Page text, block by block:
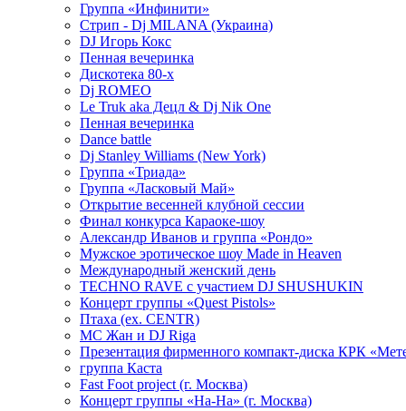
Группа «Инфинити»
Стрип - Dj MILANA (Украина)
DJ Игорь Кокс
Пенная вечеринка
Дискотека 80-х
Dj ROMEO
Le Truk aka Децл & Dj Nik One
Пенная вечеринка
Dance battle
Dj Stanley Williams (New York)
Группа «Триада»
Группа «Ласковый Май»
Открытие весенней клубной сессии
Финал конкурса Караоке-шоу
Александр Иванов и группа «Рондо»
Мужское эротическое шоу Made in Heaven
Международный женский день
TECHNO RAVE с участием DJ SHUSHUKIN
Концерт группы «Quest Pistols»
Птаха (ex. CENTR)
МС Жан и DJ Riga
Презентация фирменного компакт-диска КРК
группа Каста
Fast Foot project (г. Москва)
Концерт группы «На-На» (г. Москва)